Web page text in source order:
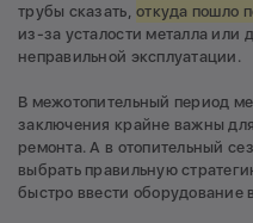
трубы сказать,откуда пошло
из-за усталости металла или
неправильной эксплуатации.
В межотопительный период
заключения крайне важны
ремонта. А в отопительный
выбрать правильную
быстро ввести оборудование